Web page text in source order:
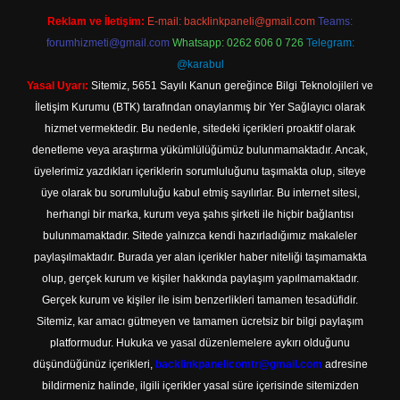
Reklam ve İletişim: E-mail: backlinkpaneli@gmail.com Teams:
forumhizmeti@gmail.com Whatsapp: 0262 606 0 726 Telegram:
@karabul
Yasal Uyarı: Sitemiz, 5651 Sayılı Kanun gereğince Bilgi Teknolojileri ve
İletişim Kurumu (BTK) tarafından onaylanmış bir Yer Sağlayıcı olarak
hizmet vermektedir. Bu nedenle, sitedeki içerikleri proaktif olarak
denetleme veya araştırma yükümlülüğümüz bulunmamaktadır. Ancak,
üyelerimiz yazdıkları içeriklerin sorumluluğunu taşımakta olup, siteye
üye olarak bu sorumluluğu kabul etmiş sayılırlar. Bu internet sitesi,
herhangi bir marka, kurum veya şahıs şirketi ile hiçbir bağlantısı
bulunmamaktadır. Sitede yalnızca kendi hazırladığımız makaleler
paylaşılmaktadır. Burada yer alan içerikler haber niteliği taşımamakta
olup, gerçek kurum ve kişiler hakkında paylaşım yapılmamaktadır.
Gerçek kurum ve kişiler ile isim benzerlikleri tamamen tesadüfidir.
Sitemiz, kar amacı gütmeyen ve tamamen ücretsiz bir bilgi paylaşım
platformudur. Hukuka ve yasal düzenlemelere aykırı olduğunu
düşündüğünüz içerikleri, backlinkpanelicomtr@gmail.com adresine
bildirmeniz halinde, ilgili içerikler yasal süre içerisinde sitemizden